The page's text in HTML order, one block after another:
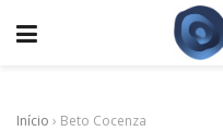
Início › Beto Cocenza